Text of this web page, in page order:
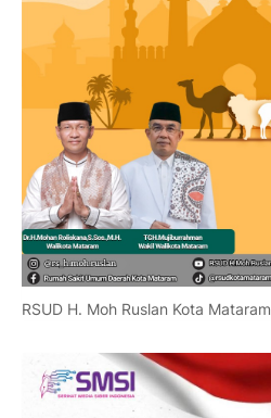
RSUD H. Moh Ruslan Kota Mataram